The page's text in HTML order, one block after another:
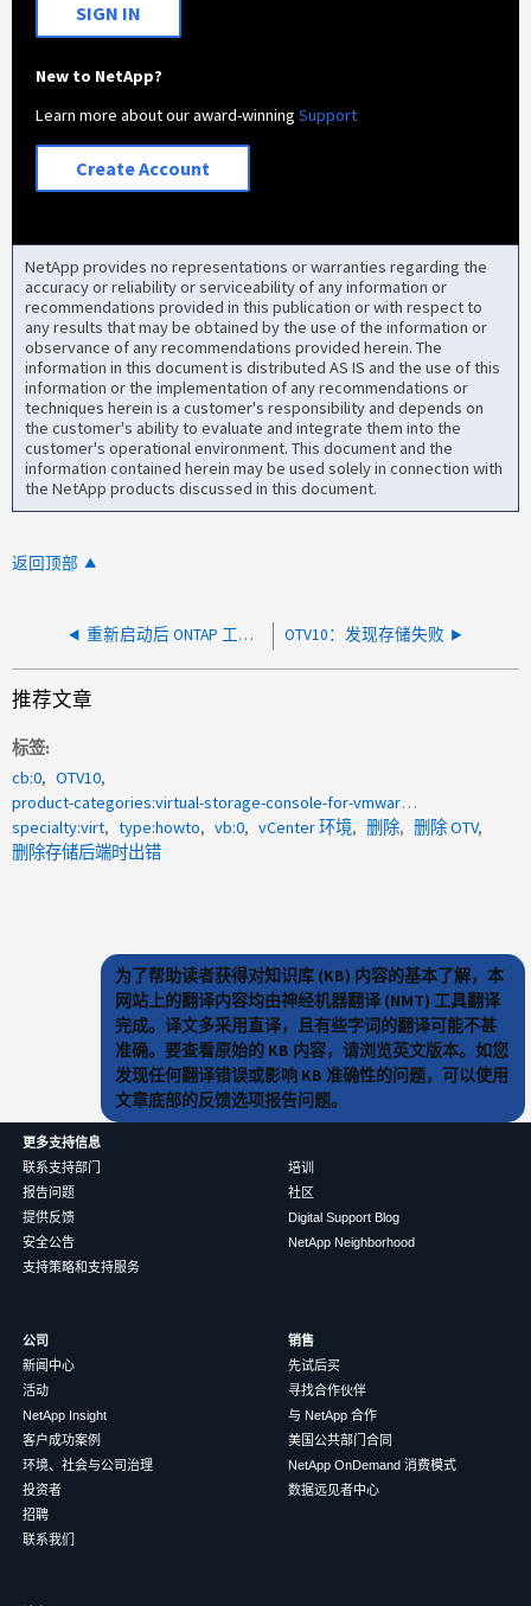
SIGN IN
New to NetApp?
Learn more about our award-winningSupport
Create Account
NetApp provides no representations or warranties regarding the
accuracy or reliability or serviceability of any information or
recommendations provided in this publication or with respect to
any results that may be obtained by the use of the information or
observance of any recommendations provided herein. The
information in this document is distributed AS IS and the use of this
information or the implementation of any recommendations or
techniques herein is a customer's responsibility and depends on
the customer's ability to evaluate and integrate them into the
customer's operational environment. This document and the
information contained herein may be used solely in connection with
the NetApp products discussed in this document.
返回顶部
重新启动后 ONTAP 工具服务状态未运行 OTV10：发现存储失败
推荐文章
标签
cb:0
OTV10
product-categories:virtual-storage-console-for-vmware-vsphere
specialty:virt
type:howto vb:0 vCenter 环境 删除
删除 OTV
删除存储后端时出错
为了帮助读者获得对知识库 (KB) 内容的基本了解，本
网站上的翻译内容均由神经机器翻译 (NMT) 工具翻译
完成。译文多采用直译，且有些字词的翻译可能不甚
准确。要查看原始的 KB 内容，请浏览英文版本。如您
发现任何翻译错误或影响 KB 准确性的问题，可以使用
文章底部的反馈选项报告问题。
更多支持信息
联系支持部门
报告问题
提供反馈
安全公告
支持策略和支持服务
培训
社区
Digital Support Blog
NetApp Neighborhood
公司
新闻中心
活动
NetApp Insight
客户成功案例
环境、社会与公司治理
投资者
招聘
联系我们
销售
先试后买
寻找合作伙伴
与 NetApp 合作
美国公共部门合同
NetApp OnDemand 消费模式
数据远见者中心